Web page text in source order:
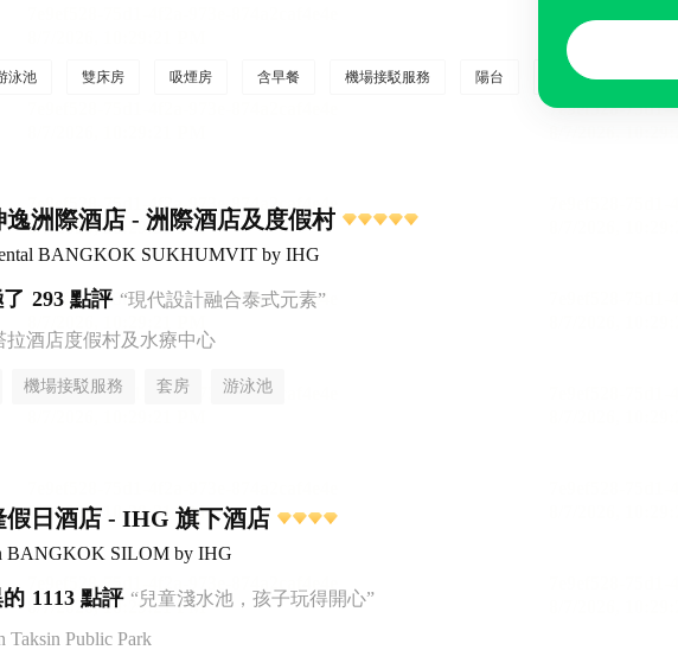
泳池 雙床房 吸煙房 含早餐 機場接駁服務 陽台 行李寄存服務
逸洲際酒店 - 洲際酒店及度假村
BANGKOK SUKHUMVIT by IHG
293 點評 “現代設計融合泰式元素”
拉酒店度假村及水療中心
機場接駁服務 套房 游泳池
假日酒店 - IHG 旗下酒店
BANGKOK SILOM by IHG
1113 點評 “兒童淺水池，孩子玩得開心”
Taksin Public Park